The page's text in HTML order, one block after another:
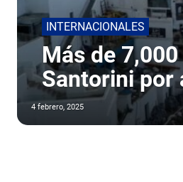
INTERNACIONALES
Más de
Santorini por
4 febrero, 2025